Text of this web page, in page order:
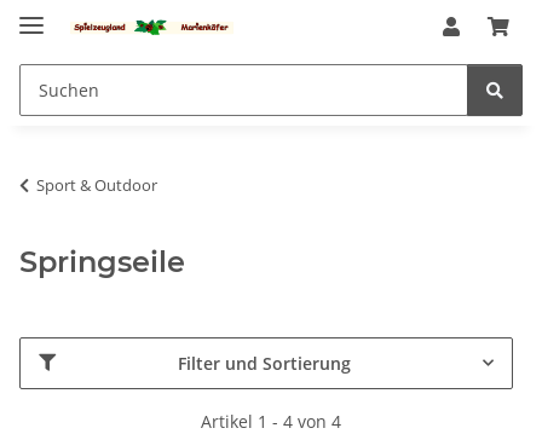
Sport & Outdoor
Springseile
Filter und Sortierung
Artikel 1 - 4 von 4